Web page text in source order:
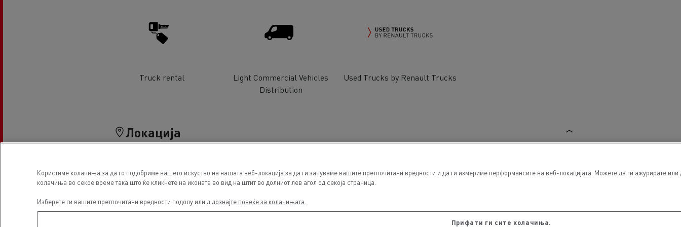
Truck rental
Light Commercial Vehicles
Distribution
Used Trucks by Renault Trucks
Локација
Користиме колачиња за да го подобриме вашето искуство на нашата веб-локација за да ги зачуваме вашите претпочитани вредности и да ги измериме перформансите на веб-локацијата. Можете да ги ажурирате
колачиња во секое време така што ќе кликнете на иконата во вид на штит во долниот лев агол од секоја страница.
Изберете ги вашите претпочитани вредности подолу или д дознајте повеќе за колачињата.
Прифати ги сите колачиња.